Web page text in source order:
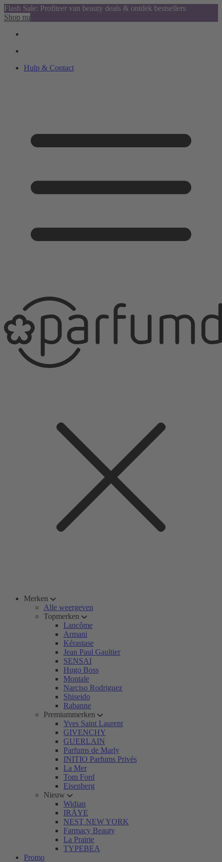
Flash Sale: Profiteer van beauty deals & ontdek bestsellers
Shop nu
Hulp & Contact
Merken
Alle weergeven
Topmerken
Lancôme
Armani
Kérastase
Jean Paul Gaultier
SENSAI
Hugo Boss
Montale
Narciso Rodriguez
Shiseido
Rabanne
Premiummerken
Yves Saint Laurent
GIVENCHY
GUERLAIN
Parfums de Marly
INITIO Parfums Privés
La Mer
Tom Ford
Eisenberg
Nieuw
Widian
IRÄYE
NEST NEW YORK
Farmacy Beauty
La Prairie
TYPEBEA
Promo